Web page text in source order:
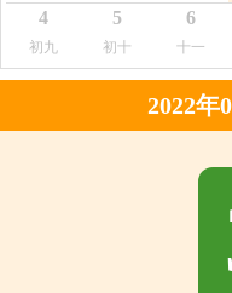
4
初九
5
初十
6
十一
2022年